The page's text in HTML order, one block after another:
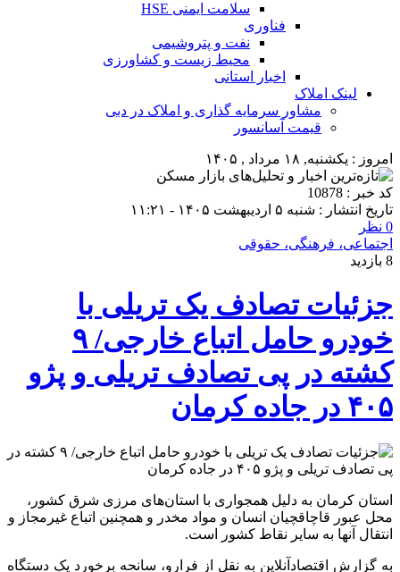
سلامت ایمنی HSE
فناوری
نفت و پتروشیمی
محیط زیست و کشاورزی
اخبار استانی
لینک املاک
مشاور سرمایه گذاری و املاک در دبی
قیمت آسانسور
امروز : یکشنبه, ۱۸ مرداد , ۱۴۰۵
کد خبر : 10878
تاریخ انتشار : شنبه ۵ اردیبهشت ۱۴۰۵ - ۱۱:۲۱
0 نظر
اجتماعی، فرهنگی، حقوقی
8 بازدید
جزئیات تصادف یک تریلی با
خودرو حامل اتباع خارجی/ ۹
کشته در پی تصادف تریلی و پژو
۴۰۵ در جاده کرمان
استان کرمان به دلیل همجواری با استان‌های مرزی شرق کشور،
محل عبور قاچاقچیان انسان و مواد مخدر و همچنین اتباع غیرمجاز و
انتقال آنها به سایر نقاط کشور است.
به گزارش اقتصادآنلاین به نقل از فرارو، سانحه برخورد یک دستگاه